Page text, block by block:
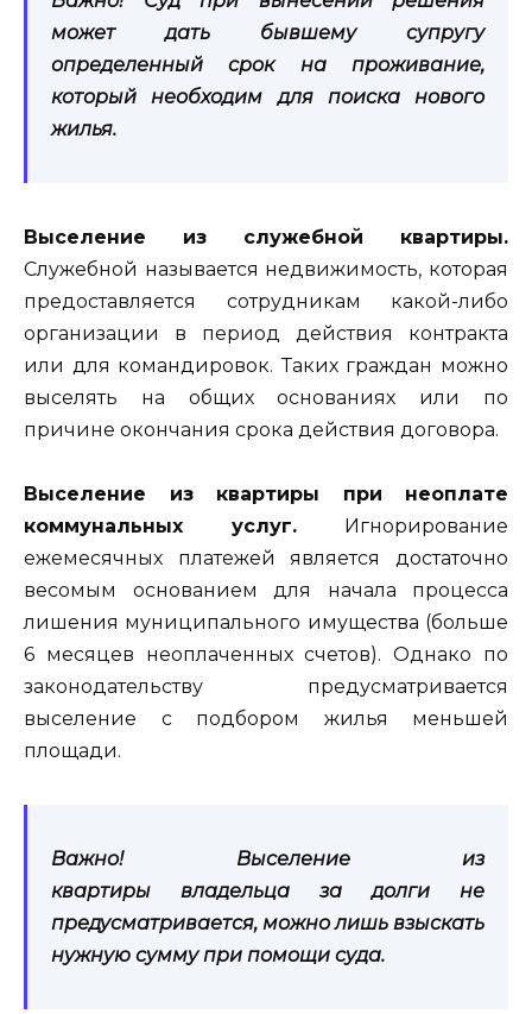
может дать бывшему супругу
определенный срок на проживание,
который необходим для поиска нового
жилья.
Выселение из служебной квартиры.
Служебной называется недвижимость, которая
предоставляется сотрудникам какой-либо
организации в период действия контракта
или для командировок. Таких граждан можно
выселять на общих основаниях или по
причине окончания срока действия договора.
Выселение из квартиры при неоплате
коммунальных услуг. Игнорирование
ежемесячных платежей является достаточно
весомым основанием для начала процесса
лишения муниципального имущества (больше
6 месяцев неоплаченных счетов). Однако по
законодательству предусматривается
выселение с подбором жилья меньшей
площади.
Важно! Выселение из
квартиры владельца за долги не
предусматривается, можно лишь взыскать
нужную сумму при помощи суда.